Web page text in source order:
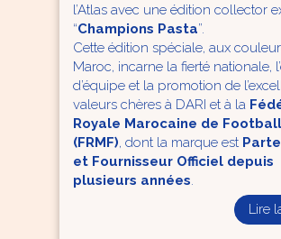
l’Atlas avec une édition collector
“Champions Pasta”.
Cette édition spéciale, aux
Maroc, incarne la fierté nationale,
d’équipe et la promotion de
valeurs chères à DARI et à la
Royale Marocaine de Football
(FRMF), dont la marque est
et Fournisseur Officiel depuis
plusieurs années.
Lire